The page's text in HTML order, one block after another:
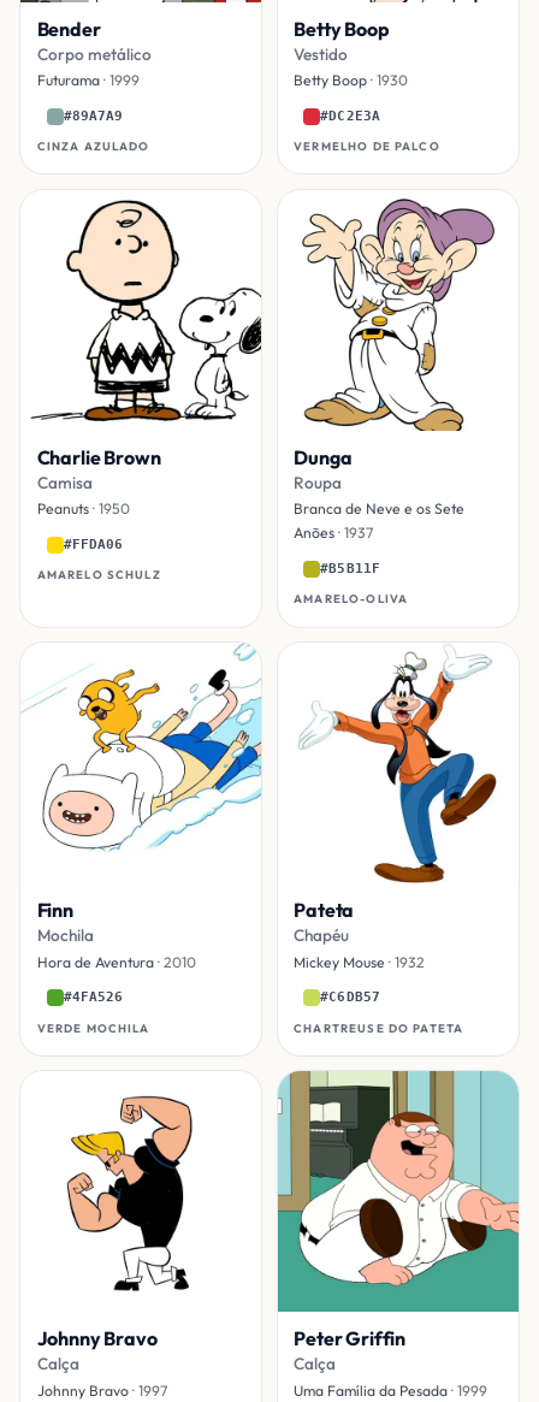
Bender
Corpo metálico
Futurama· 1999
#89A7A9
CINZA AZULADO
Betty Boop
Vestido
Betty Boop · 1930
#DC2E3A
VERMELHO DE PALCO
Charlie Brown
Camisa
Peanuts· 1950
#FFDA06
AMARELO SCHULZ
Dunga
Roupa
Branca de Neve e os Sete
Anões · 1937
#B5B11F
AMARELO-OLIVA
Finn
Mochila
Hora de Aventura· 2010
#4FA526
VERDE MOCHILA
Pateta
Chapéu
Mickey Mouse · 1932
#C6DB57
CHARTREUSE DO PATETA
Johnny Bravo
Calça
Johnny Bravo· 1997
Peter Griffin
Calça
Uma Família da Pesada · 1999